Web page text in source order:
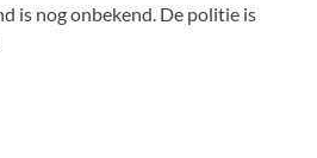
is nog onbekend. De politie is